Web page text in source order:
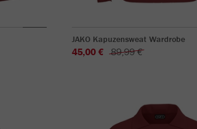
JAKO Kapuzensweat Wardrobe
45,00 € 89,99 €